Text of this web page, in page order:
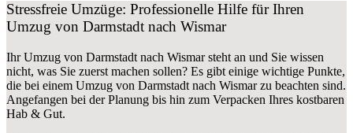
Stressfreie Umzüge: Professionelle Hilfe für Ihren
Umzug von Darmstadt nach Wismar
Ihr Umzug von Darmstadt nach Wismar steht an und Sie wissen
nicht, was Sie zuerst machen sollen? Es gibt einige wichtige Punkte,
die bei einem Umzug von Darmstadt nach Wismar zu beachten sind.
Angefangen bei der Planung bis hin zum Verpacken Ihres kostbaren
Hab & Gut.